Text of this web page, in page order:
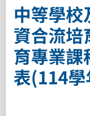
中等學
資合流培
育專業課
表(114